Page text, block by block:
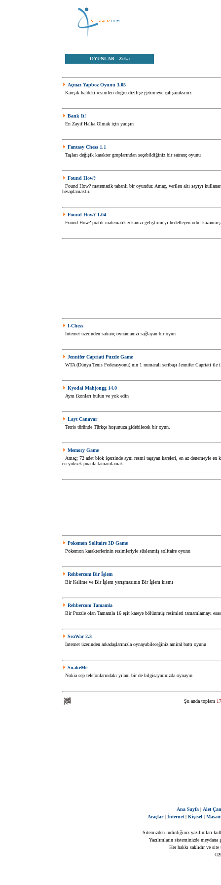
OYUNLAR - Zeka
Açmaz Yapboz Oyunu 3.05
Karışık haldeki resimleri doğru dizilişe getirmeye çalışacaksınız
Bank It!
En Zayıf Halka Olmak için yarışın
Fantasy Chess 1.1
Taşları değişik karakter gruplarından seçebildiğiniz bir satranç oyunu
Found How?
Found How? matematik tabanlı bir oyundur. Amaç, verilen altı sayıyı
hesaplamaktır.
Found How? 1.04
Found How? pratik matematik zekanızı geliştirmeyi hedefleyen ödül
I-Chess
İnternet üzerinden satranç oynamanızı sağlayan bir oyun
Jennifer Capriati Puzzle Game
WTA (Dünya Tenis Federasyonu) nın 1 numaralı seribaşı Jennifer Capriati
Kyodai Mahjongg 14.0
Aynı ikonları bulun ve yok edin
Layt Canavar
Tetris türünde Türkçe hoşunuza gidebilecek bir oyun.
Memory Game
Amaç; 72 adet blok içersinde aynı resmi taşıyan kareleri, en az denemeyle en
en yüksek puanla tamamlamak
Pokemon Solitaire 3D Game
Pokemon karakterlerinin resimleriyle süslenmiş solitaire oyunu
Rehbercom Bir İşlem
Bir Kelime ve Bir İşlem yarışmasının Bir İşlem kısmı
Rehbercom Tamamla
Bir Puzzle olan Tamamla 16 eşit kareye bölünmüş resimleri tamamlamayı
SeaWar 2.3
İnternet üzerinden arkadaşlarınızla oynayabileceğiniz amiral battı oyunu
SnakeMe
Nokia cep telefonlarındaki yılanı bir de bilgisayarınızda oynayın
Şu anda toplam 17
Ana Sayfa| Alet
Araçlar| İnternet| Kişisel|
Sitemizden indirdiğiniz yazılımları
Yazılımların sisteminizde
Her hakkı saklıdır ve